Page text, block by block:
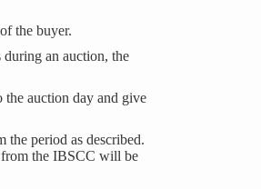
the buyer.
during an auction, the
the auction day and give
the period as described.
from the IBSCC will be